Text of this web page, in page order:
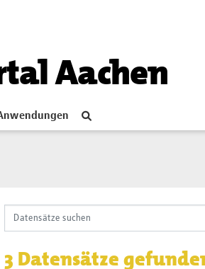
Aachen
3 Datensätze